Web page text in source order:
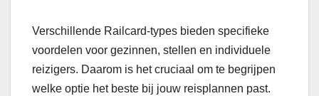
Verschillende Railcard-types bieden specifieke
voordelen voor gezinnen, stellen en individuele
reizigers. Daarom is het cruciaal om te begrijpen
welke optie het beste bij jouw reisplannen past.